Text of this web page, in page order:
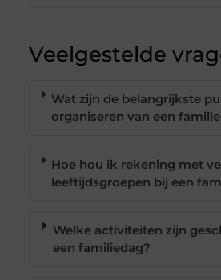
Veelgestelde
Wat zijn de belangrijkste
organiseren van een
Hoe hou ik rekening met
leeftijdsgroepen bij een
Welke activiteiten zijn
een familiedag?